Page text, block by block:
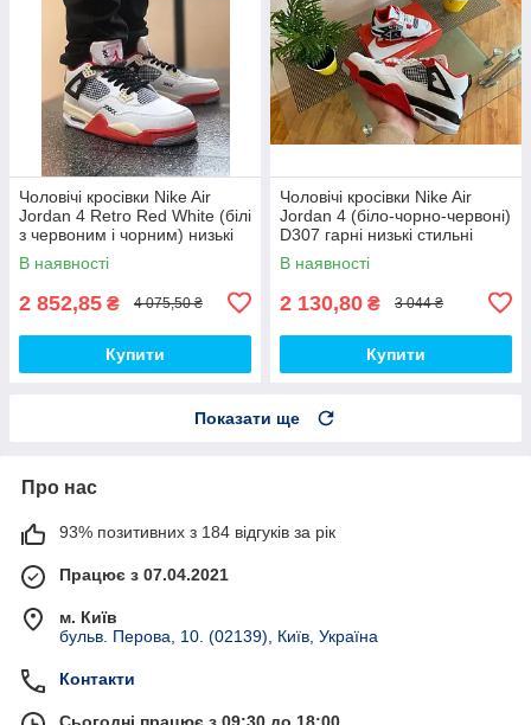
Чоловічі кросівки Nike Air
Jordan 4 Retro Red White (білі
з червоним і чорним) низькі
демі кроси PD7361 топ
В наявності
2 852,85 ₴ 4 075,50 ₴
Купити
Чоловічі кросівки Nike Air
Jordan 4 (біло-чорно-червоні)
D307 гарні низькі стильні
кроси топ
В наявності
2 130,80 ₴ 3 044 ₴
Купити
Показати ще
Про нас
93% позитивних з 184 відгуків за рік
Працює з 07.04.2021
м. Київ
бульв. Перова, 10. (02139), Київ, Україна
Контакти
Сьогодні працює з 09:30 до 18:00